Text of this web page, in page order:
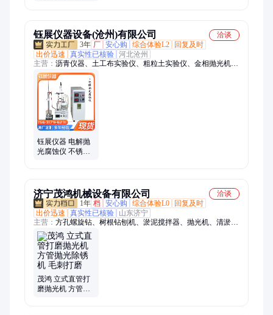
钰展仪器设备(沧州)有限公司
洽谈
3年 厂 安心购 综合体验L2
回复及时
出价迅速
真实性已核验 河北沧州
主营： 沥青仪器、土工布实验仪、粗粒土实验仪、金相抛光机、
路强仪、固结仪、鼓风干燥箱、砂浆抗渗仪、水泥检测仪、压力
试验机、抗折抗压一体机、管材检测仪、防水卷材检测仪、门窗
性能检测、保温性能检测、搅拌机、标准养护室、养护箱、恒温
溢流水箱、振实台、实验夹具、实验室仪器、胀破强度试验
钰展仪器 电解抛
光腐蚀仪 不锈钢
济宁茂鸿机械设备有限公司
洽谈
1年 档 安心购 综合体验L0
回复及时
出价迅速
真实性已核验
山东济宁
主营： 方孔螺旋钻、树根钻刨机、淤泥搅拌器、抛光机、清淤机
器人、激光整平机、电动铲车、甘蔗收获机、液压拔管机、液压
顶管机
茂鸿 立式直管打
磨抛光机 方管抛